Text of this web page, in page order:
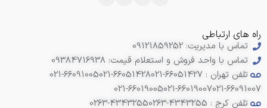
راه های ارتباطی
تماس با مدیریت: 09121859252
تماس با واحد فروش و استعلام قیمت: 09384716938
تلفن تهران : 66051427-021
021-66051428
021-66091005
021-66091007
021-66019007
021-66019005
تلفن کرج : 4343255-0263
0263-4343255